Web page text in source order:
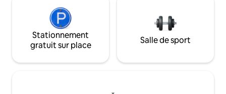
Stationnement
gratuit sur place
Salle de sport